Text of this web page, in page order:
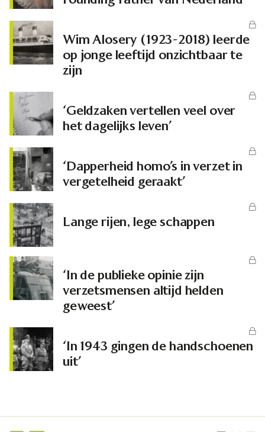
Wim Alosery (1923-2018) leerde
op jonge leeftijd onzichtbaar te
zijn
‘Geldzaken vertellen veel over
het dagelijks leven’
‘Dapperheid homo’s in verzet in
vergetelheid geraakt’
Lange rijen, lege schappen
‘In de publieke opinie zijn
verzetsmensen altijd helden
geweest’
‘In 1943 gingen de handschoenen
uit’